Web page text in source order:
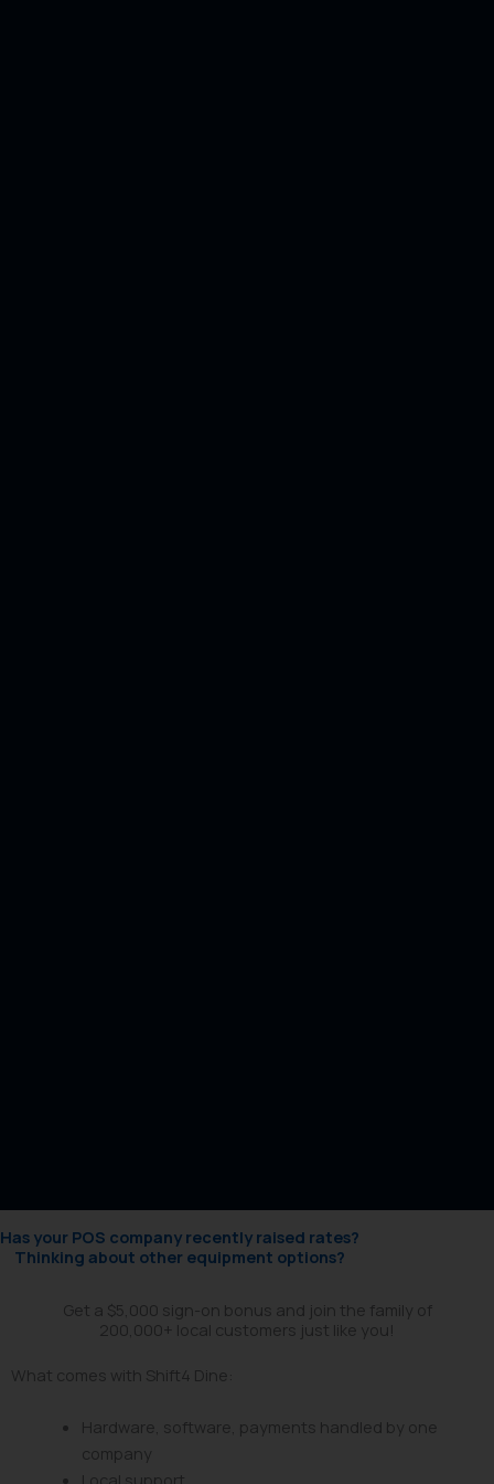
Has your POS company recently raised rates?
Thinking about other equipment options?
Get a $5,000 sign-on bonus and join the family of
200,000+ local customers just like you!
What comes with Shift4 Dine:
Hardware, software, payments handled by one
company